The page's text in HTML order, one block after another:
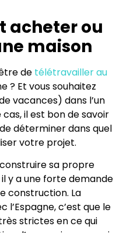
acheter ou
maison
de télétravailler au
? Et vous souhaitez
vacances) dans l’un
il est bon de savoir
déterminer dans quel
votre projet.
sa propre
y a une forte demande
construction. La
c’est que le
strictes en ce qui